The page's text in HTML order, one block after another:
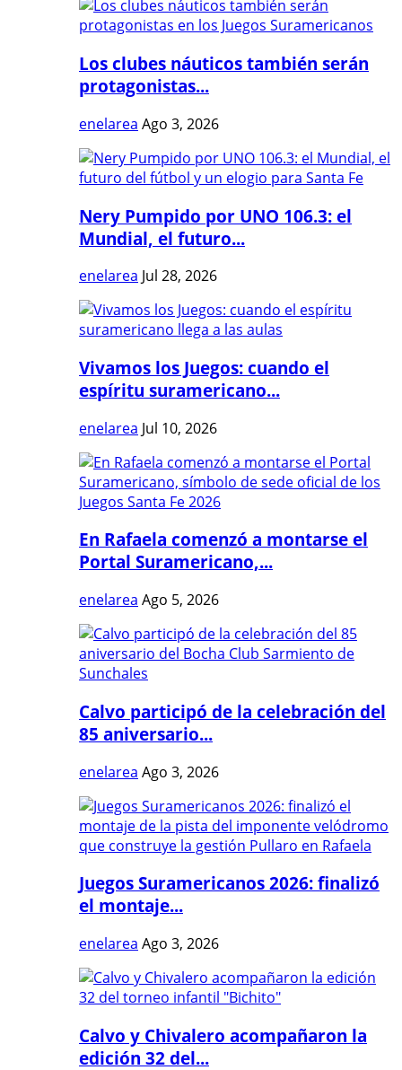
Los clubes náuticos también serán
protagonistas...
enelarea Ago 3, 2026
Nery Pumpido por UNO 106.3: el
Mundial, el futuro...
enelarea Jul 28, 2026
Vivamos los Juegos: cuando el
espíritu suramericano...
enelarea Jul 10, 2026
En Rafaela comenzó a montarse el
Portal Suramericano,...
enelarea Ago 5, 2026
Calvo participó de la celebración del
85 aniversario...
enelarea Ago 3, 2026
Juegos Suramericanos 2026: finalizó
el montaje...
enelarea Ago 3, 2026
Calvo y Chivalero acompañaron la
edición 32 del...